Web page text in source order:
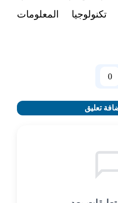
تكنولوجيا المعلومات
0
تعليق